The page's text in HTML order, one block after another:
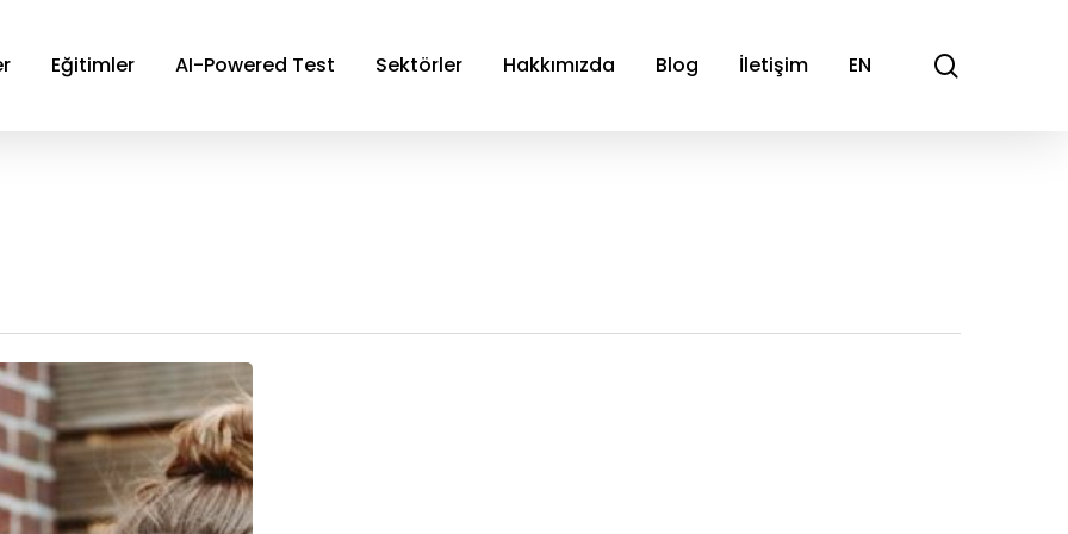
Eğitimler AI-Powered Test Sektörler Hakkımızda Blog İletişim EN